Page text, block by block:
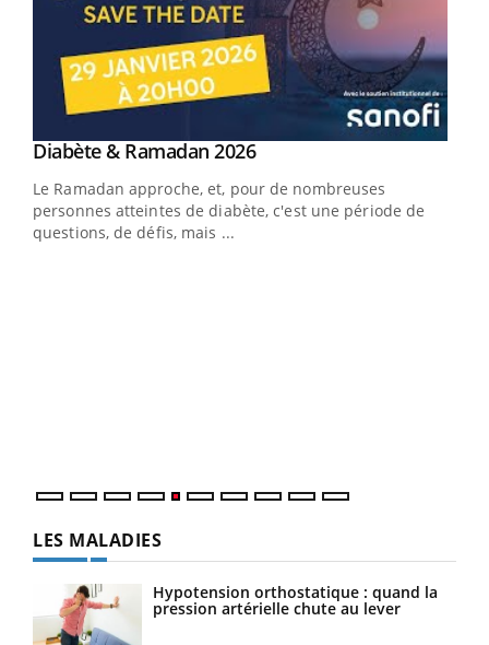
Youtube
Diabète & Ramadan 2026Youtube
Le Ramadan approche, et, pour de nombreuses
personnes atteintes de diabète, c'est une période de
questions, de défis, mais ...
LES MALADIES
Hypotension orthostatique : quand la
pression artérielle chute au lever